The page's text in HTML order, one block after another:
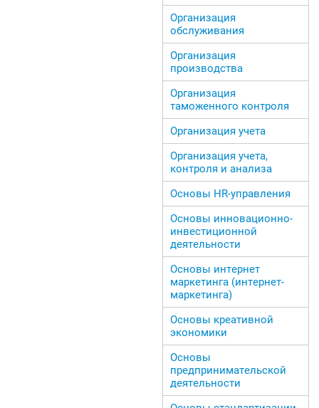
Организация
обслуживания
Организация
производства
Организация
таможенного контроля
Организация учета
Организация учета,
контроля и анализа
Основы HR-управления
Основы инновационно-
инвестиционной
деятельности
Основы интернет
маркетинга (интернет-
маркетинга)
Основы креативной
экономики
Основы
предпринимательской
деятельности